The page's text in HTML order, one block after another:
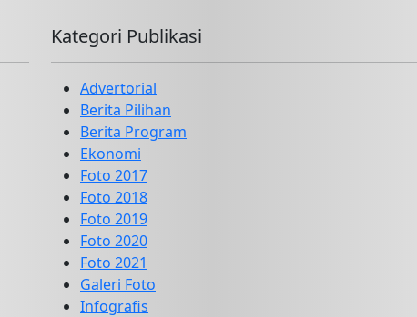
Kategori Publikasi
Advertorial
Berita Pilihan
Berita Program
Ekonomi
Foto 2017
Foto 2018
Foto 2019
Foto 2020
Foto 2021
Galeri Foto
Infografis